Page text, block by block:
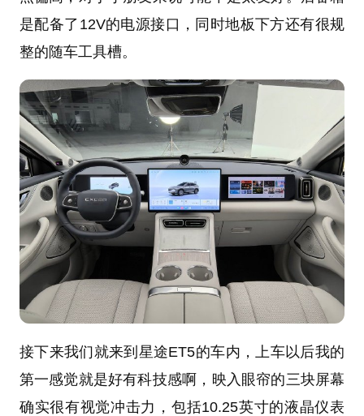
是配备了12V的电源接口，同时地板下方还有很规
整的随车工具槽。
接下来我们就来到星途ET5的车内，上车以后我的
第一感觉就是好有科技感啊，映入眼帘的三块屏幕
确实很有视觉冲击力，包括10.25英寸的液晶仪表